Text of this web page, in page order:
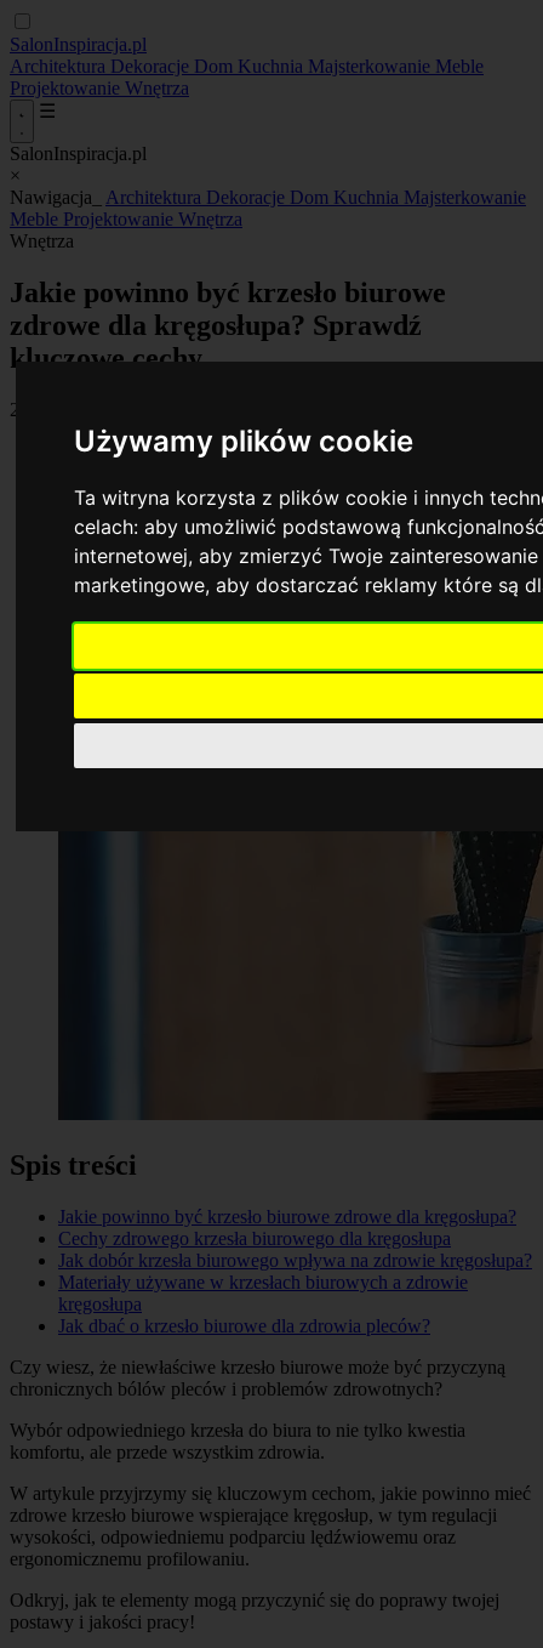
Używamy plików cookie
Ta witryna korzysta z plików cookie i innych
celach:aby umożliwić podstawową
internetowej,aby zmierzyć Twoje
marketingowe,aby dostarczać reklamy które są
SalonInspiracja.pl
Architektura Dekoracje Dom Kuchnia Majsterkowanie Meble
Projektowanie Wnętrza
☰
SalonInspiracja.pl
×
Nawigacja_
Architektura Dekoracje Dom Kuchnia Majsterkowanie
Meble Projektowanie Wnętrza
Wnętrza
Jakie powinno być krzesło biurowe
zdrowe dla kręgosłupa? Sprawdź
kluczowe cechy
20 March 2026
Spis treści
Jakie powinno być krzesło biurowe zdrowe dla kręgosłupa?
Cechy zdrowego krzesła biurowego dla kręgosłupa
Jak dobór krzesła biurowego wpływa na zdrowie kręgosłupa?
Materiały używane w krzesłach biurowych a zdrowie
kręgosłupa
Jak dbać o krzesło biurowe dla zdrowia pleców?
Czy wiesz, że niewłaściwe krzesło biurowe może być przyczyną
chronicznych bólów pleców i problemów zdrowotnych?
Wybór odpowiedniego krzesła do biura to nie tylko kwestia
komfortu, ale przede wszystkim zdrowia.
W artykule przyjrzymy się kluczowym cechom, jakie powinno mieć
zdrowe krzesło biurowe wspierające kręgosłup, w tym regulacji
wysokości, odpowiedniemu podparciu lędźwiowemu oraz
ergonomicznemu profilowaniu.
Odkryj, jak te elementy mogą przyczynić się do poprawy twojej
postawy i jakości pracy!